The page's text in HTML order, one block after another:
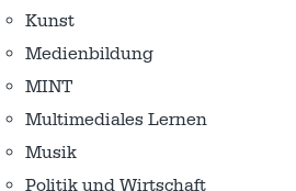
Kunst
Medienbildung
MINT
Multimediales Lernen
Musik
Politik und Wirtschaft